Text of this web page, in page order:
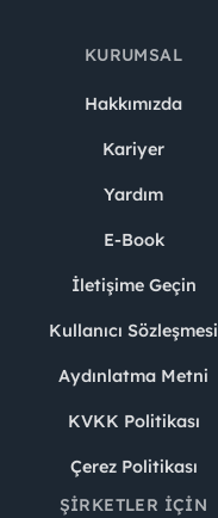
KURUMSAL
Hakkımızda
Kariyer
Yardım
E-Book
İletişime Geçin
Kullanıcı Sözleşmesi
Aydınlatma Metni
KVKK Politikası
Çerez Politikası
ŞIRKETLER İÇIN